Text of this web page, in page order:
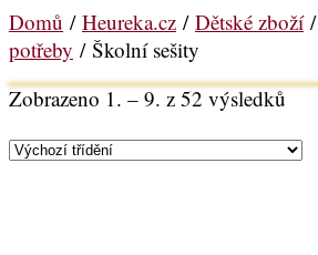
Domů / Heureka.cz / Dětské zboží/
potřeby / Školní sešity
Zobrazeno 1. – 9. z 52 výsledků